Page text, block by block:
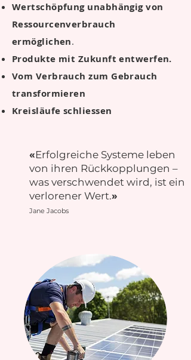
Wertschöpfung unabhängig von
Ressourcenverbrauch
ermöglichen.
Produkte mit Zukunft entwerfen.
Vom Verbrauch zum Gebrauch
transformieren
Kreisläufe schliessen
«Erfolgreiche Systeme leben
von ihren Rückkopplungen –
was verschwendet wird, ist ein
verlorener Wert.»
Jane Jacobs